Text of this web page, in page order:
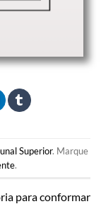
Superior. Marque
.
para conformar